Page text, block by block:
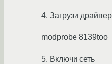
4. Загрузи
modprobe 8139too
5. Включи сеть